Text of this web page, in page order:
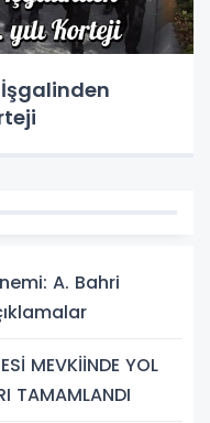
İşgalinden
A. Bahri
MEVKİİNDE YOL
TAMAMLANDI